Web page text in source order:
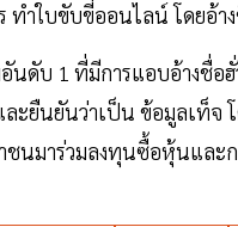
ทำใบขับขี่ออนไลน์ โดยอ้า
นดับ 1 ที่มีการแอบอ้างชื่อ
ะยืนยันว่าเป็น ข้อมูลเท็จ
ชนมาร่วมลงทุนซื้อหุ้นและ